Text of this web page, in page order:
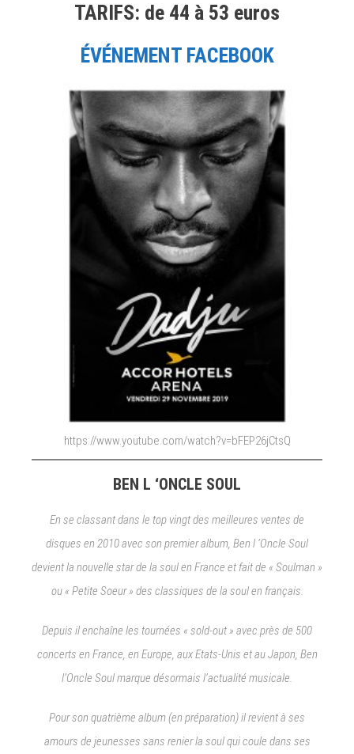
TARIFS: de 44 à 53 euros
ÉVÉNEMENT FACEBOOK
https://www.youtube.com/watch?v=bFEP26jCtsQ
BEN L ‘ONCLE SOUL
En se classant dans le top vingt des meilleures ventes de
disques en 2010 avec son premier album, Ben l ‘Oncle Soul
devient la nouvelle star de la soul en France et fait de « Soulman »
ou « Petite Soeur » des classiques de la soul en français.
Depuis il enchaîne les tournées « sold-out » avec près de 500
concerts en France, en Europe, aux Etats-Unis et au Japon, Ben
l’Oncle Soul marque désormais l’actualité musicale.
Pour son quatrième album (en préparation) il revient à ses
amours de jeunesses sans renier la soul qui coule dans ses